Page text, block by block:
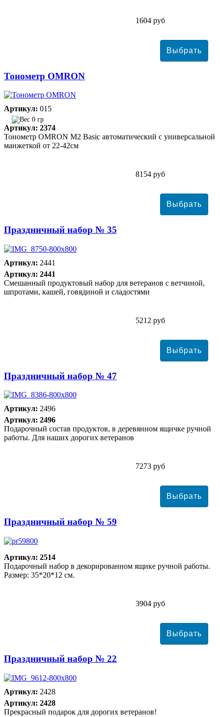
1604 руб
Тонометр ОMRON
Артикул: 015
0 гр
Артикул: 2374
Тонометр ОMRON M2 Basic автоматический с универсальной
манжеткой от 22-42см
8154 руб
Праздничный набор № 35
Артикул: 2441
Артикул: 2441
Смешанный продуктовый набор для ветеранов с ветчиной,
шпротами, кашей, говядиной и сладостями
5212 руб
Праздничный набор № 47
Артикул: 2496
Артикул: 2496
Подарочный состав продуктов, в деревянном ящичке ручной
работы. Для наших дорогих ветеранов
7273 руб
Праздничный набор № 59
Артикул: 2514
Подарочный набор в декорированном ящике ручной работы.
Размер: 35*20*12 см.
3904 руб
Праздничный набор № 22
Артикул: 2428
Артикул: 2428
Прекрасный подарок для дорогих ветеранов!